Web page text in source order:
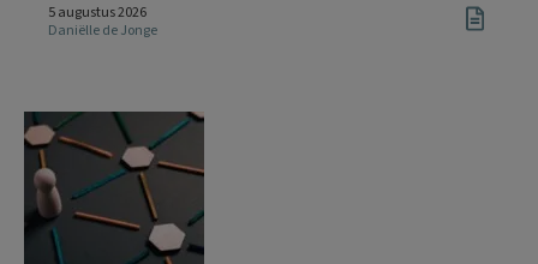
5 augustus 2026
Daniëlle de Jonge